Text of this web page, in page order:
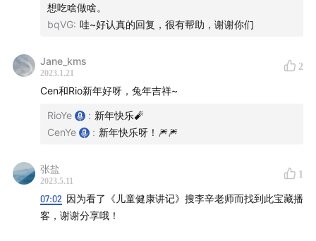
想吃啥做啥。
bqVG: 哇~好认真的回复，很有帮助，谢谢你们
Jane_kms
2023.1.21
2
Cen和Rio新年好呀，兔年吉祥~
RioYe : 新年快乐🧨
CenYe
: 新年快乐呀！🎆🎆
张盐
2023.5.11
1
07:02 因为看了《儿童健康讲记》搜李辛老师而找到此宝藏播
客，谢谢分享哦！